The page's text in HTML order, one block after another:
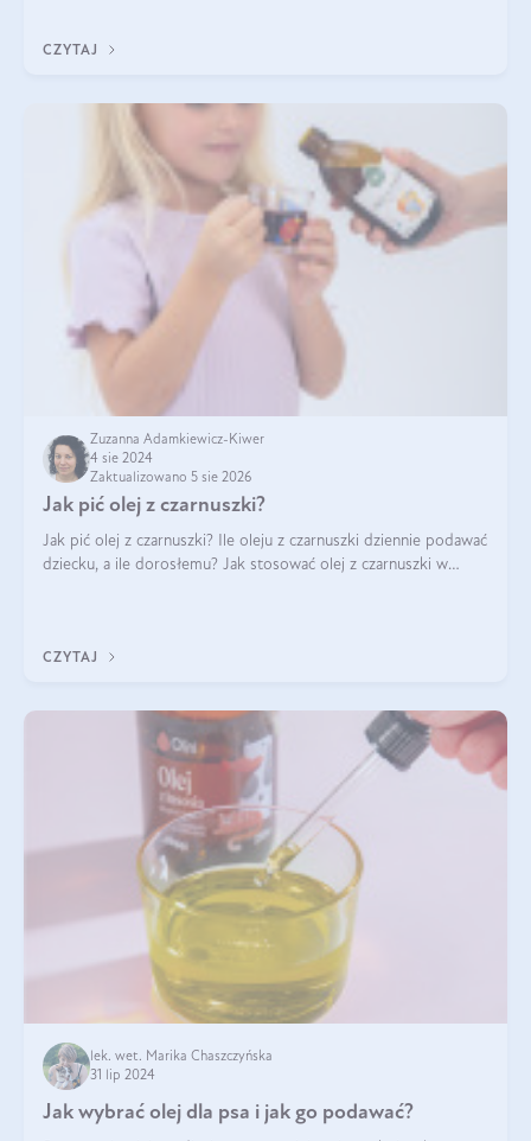
CZYTAJ
Zuzanna Adamkiewicz-Kiwer
4 sie 2024
Zaktualizowano 5 sie 2026
Jak pić olej z czarnuszki?
Jak pić olej z czarnuszki? Ile oleju z czarnuszki dziennie podawać
dziecku, a ile dorosłemu? Jak stosować olej z czarnuszki w
CZYTAJ
lek. wet. Marika Chaszczyńska
31 lip 2024
Jak wybrać olej dla psa i jak go podawać?